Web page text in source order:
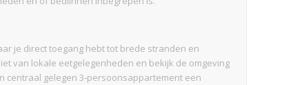
je direct toegang hebt tot brede stranden en
van lokale eetgelegenheden en bekijk de omgeving
centraal gelegen 3‑persoonsappartement een